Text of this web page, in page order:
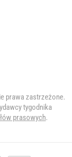
prawa zastrzeżone.
tygodnika
prasowych.